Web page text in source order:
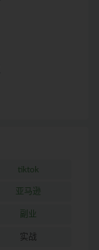
tiktok
亚马逊
副业
实战